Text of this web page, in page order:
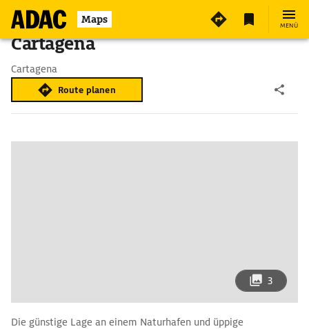
Maps MENÜ
Cartagena
Cartagena
Route planen
3
Die günstige Lage an einem Naturhafen und üppige